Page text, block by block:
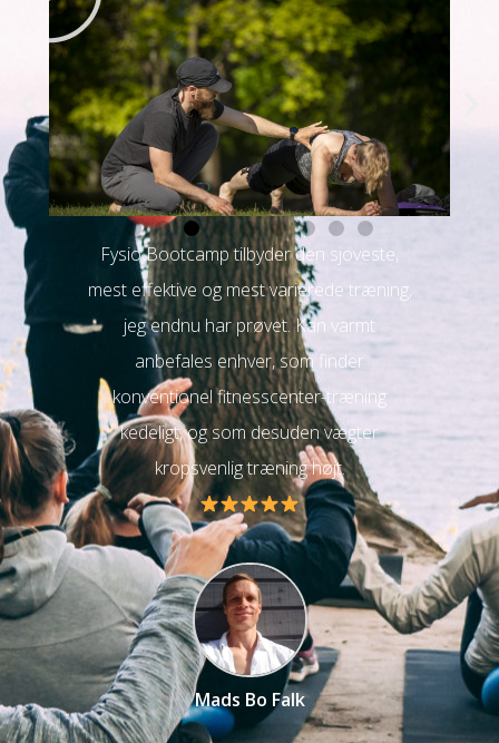
l
Fysio Bootcamp tilbyder den sjoveste,
mest effektive og mest varierede træning,
jeg endnu har prøvet. Kan varmt
anbefales enhver, som finder
konventionel fitnesscenter-træning
kedeligt, og som desuden vægter
kropsvenlig træning højt.
Mads Bo Falk